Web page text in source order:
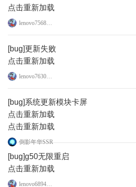
点击重新加载
lenovo75688506
[bug]更新失败
点击重新加载
lenovo76305432
[bug]系统更新模块卡屏
点击重新加载
点击重新加载
倒影年华SSR
[bug]g50无限重启
点击重新加载
lenovo68945925